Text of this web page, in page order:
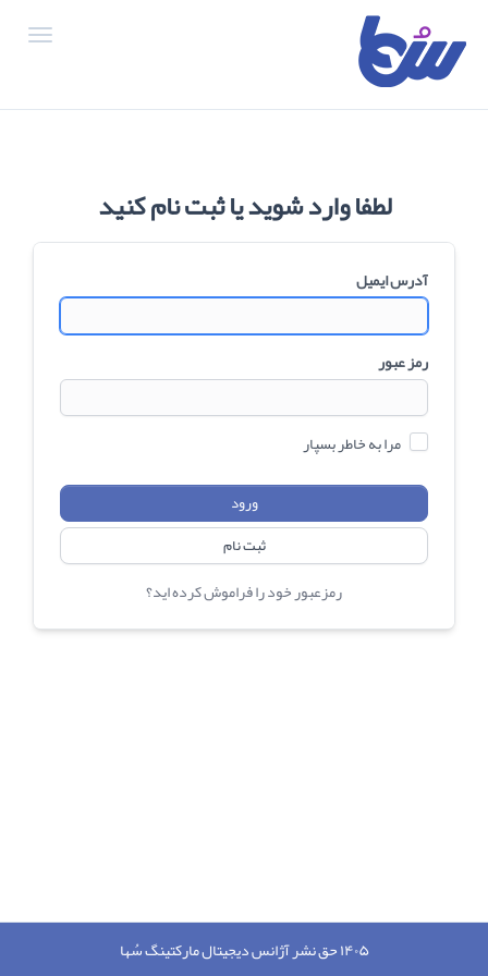
لطفا وارد شوید یا ثبت نام کنید
آدرس ایمیل
رمز عبور
مرا به خاطر بسپار
ورود
ثبت نام
رمزعبور خود را فراموش کرده اید؟
۱۴۰۵ حق نشر آژانس دیجیتال مارکتینگ سُها